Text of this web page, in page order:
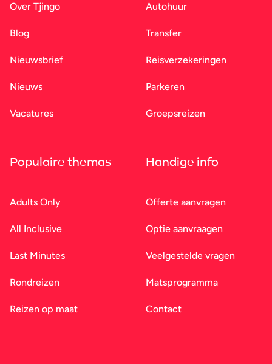
Over Tjingo
Blog
Nieuwsbrief
Nieuws
Vacatures
Autohuur
Transfer
Reisverzekeringen
Parkeren
Groepsreizen
Populaire themas
Adults Only
All Inclusive
Last Minutes
Rondreizen
Reizen op maat
Handige info
Offerte aanvragen
Optie aanvraagen
Veelgestelde vragen
Matsprogramma
Contact